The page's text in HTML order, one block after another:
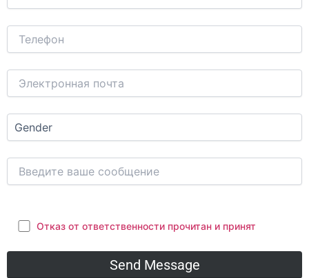
Отказ от ответственности прочитан и принят